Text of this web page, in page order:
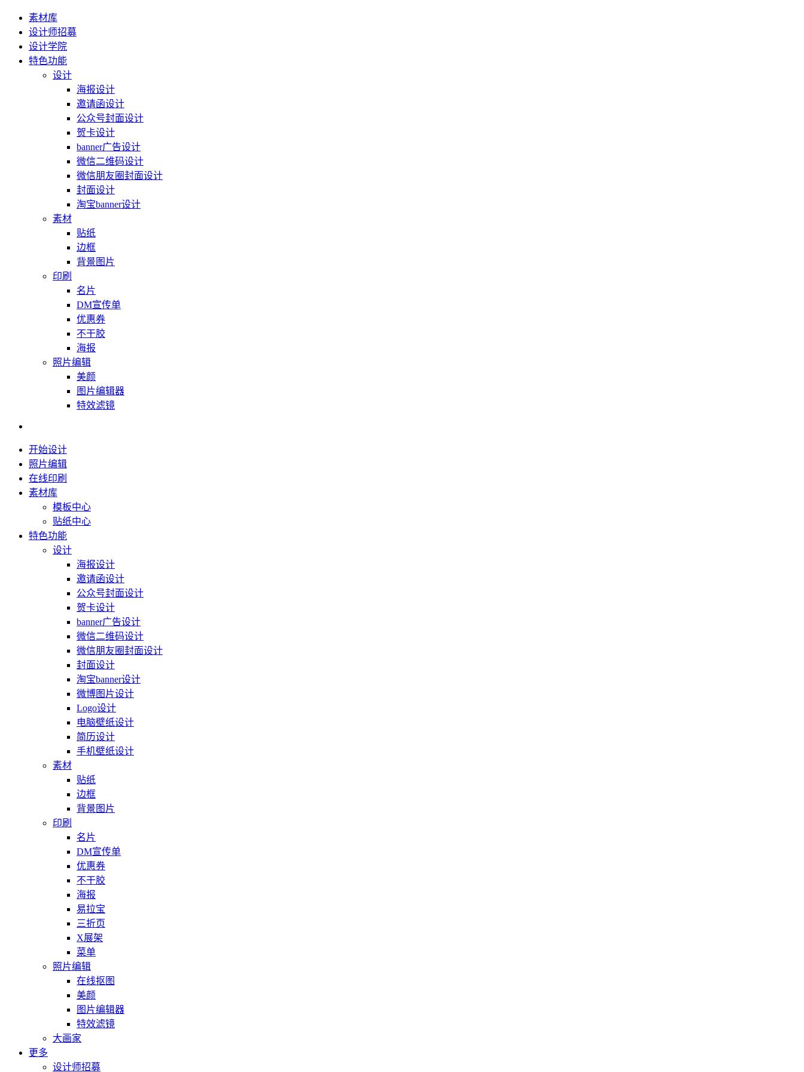
素材库
设计师招募
设计学院
特色功能
设计
海报设计
邀请函设计
公众号封面设计
贺卡设计
banner广告设计
微信二维码设计
微信朋友圈封面设计
封面设计
淘宝banner设计
素材
贴纸
边框
背景图片
印刷
名片
DM宣传单
优惠券
不干胶
海报
照片编辑
美颜
图片编辑器
特效滤镜
开始设计
照片编辑
在线印刷
素材库
模板中心
贴纸中心
特色功能
设计
海报设计
邀请函设计
公众号封面设计
贺卡设计
banner广告设计
微信二维码设计
微信朋友圈封面设计
封面设计
淘宝banner设计
微博图片设计
Logo设计
电脑壁纸设计
简历设计
手机壁纸设计
素材
贴纸
边框
背景图片
印刷
名片
DM宣传单
优惠券
不干胶
海报
易拉宝
三折页
X展架
菜单
照片编辑
在线抠图
美颜
图片编辑器
特效滤镜
大画家
更多
设计师招募